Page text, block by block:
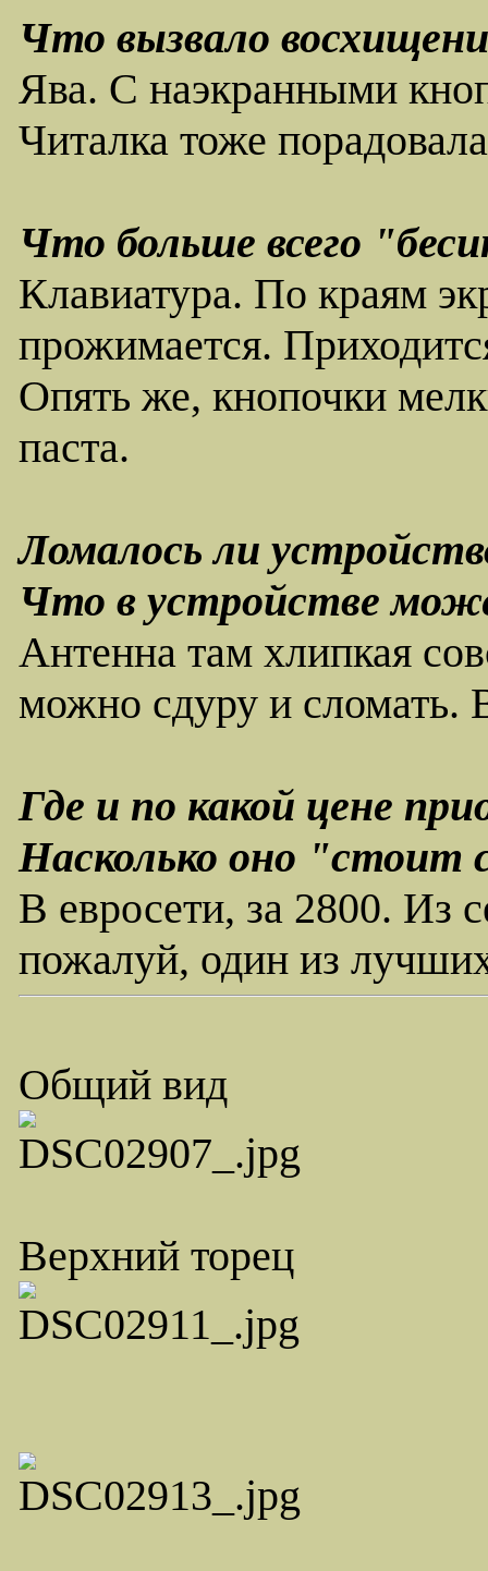
Что вызвало
Ява. С наэкранными
Читалка тоже
Что больше всего
Клавиатура. По краям
прожимается.
Опять же, кнопочки
паста.
Ломалось ли
Что в устройстве
Антенна там хлипкая
можно сдуру и сломать.
Где и по какой цене
Насколько оно "стоит
В евросети, за 2800.
пожалуй, один из
Общий вид
Верхний торец